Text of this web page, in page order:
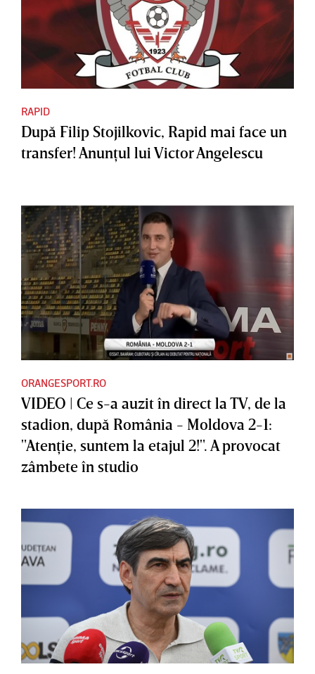
RAPID
După Filip Stojilkovic, Rapid mai face un
transfer! Anunţul lui Victor Angelescu
ORANGESPORT.RO
VIDEO | Ce s-a auzit în direct la TV, de la
stadion, după România - Moldova 2-1:
"Atenţie, suntem la etajul 2!". A provocat
zâmbete în studio